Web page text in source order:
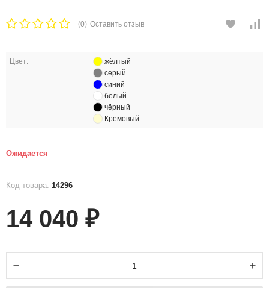
(0) Оставить отзыв
Цвет:
жёлтый
серый
синий
белый
чёрный
Кремовый
Ожидается
Код товара: 14296
14 040 ₽